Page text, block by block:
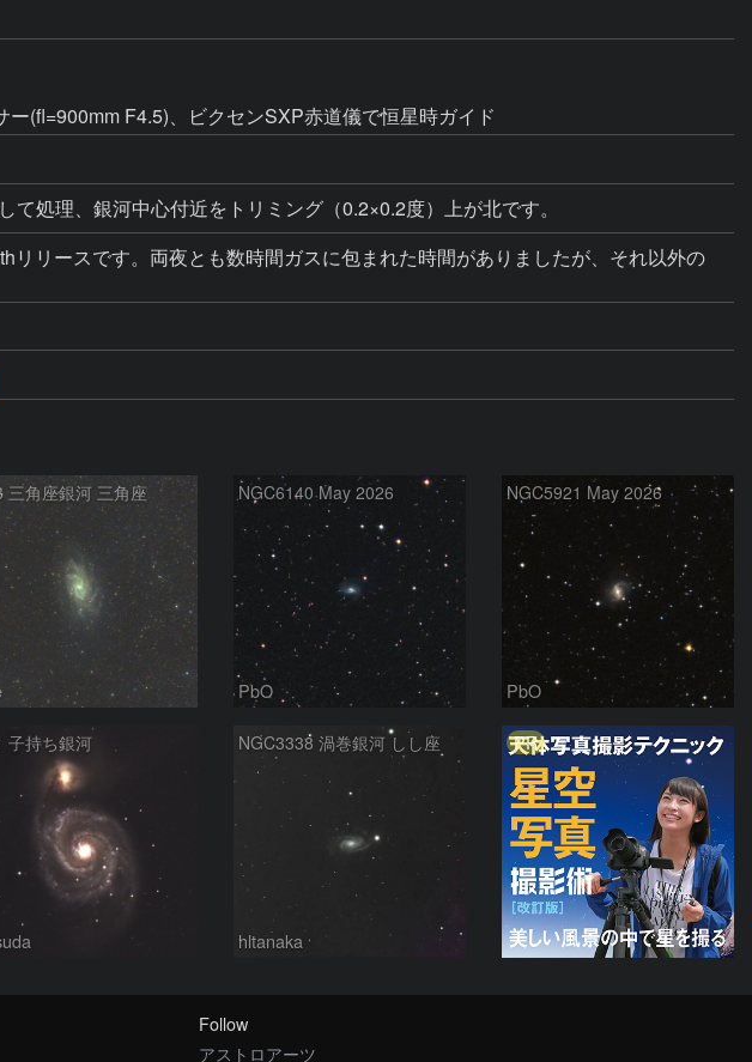
(fl=900mm F4.5)、ビクセンSXP赤道儀で恒星時ガイド
処理、銀河中心付近をトリミング（0.2×0.2度）上が北です。
リースです。両夜とも数時間ガスに包まれた時間がありましたが、それ以外の
三角座銀河 三角座 NGC6140 May 2026
PbO
NGC5921 May 2026
PbO
子持ち銀河 NGC3338 渦巻銀河 しし座
hltanaka
PR
Follow
アストロアーツ